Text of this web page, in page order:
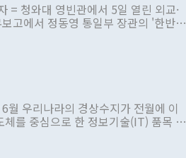
= 청와대 영빈관에서 5일 열린 외교·
고에서 정동영 통일부 장관의 '한반도
은 사안을 정책으로 추진하겠다고 공
이라는 비판을 내놨다. 그동안 정 장
은 적은 여러 번 있지만 대통령과 유
장을 표명한 것은 이례적이다. 정 장
어해야 한다는 목소리도 높아지고 있
우리나라의 경상수지가 전월에 이
를 중심으로 한 정보기술(IT) 품목 수